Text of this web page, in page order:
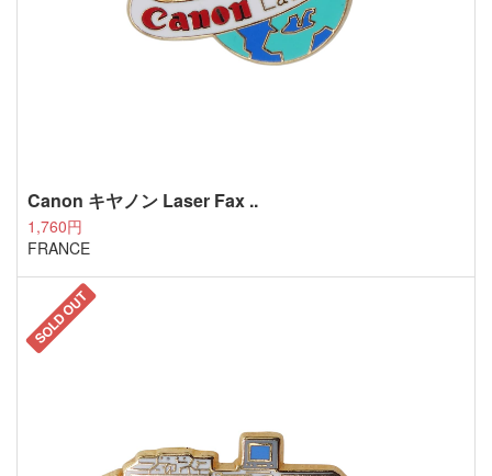
Canon キヤノン Laser Fax ..
1,760円
FRANCE
SOLD OUT